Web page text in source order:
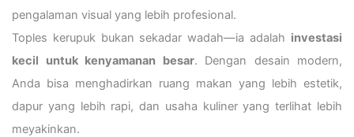
pengalaman visual yang lebih profesional.
Toples kerupuk bukan sekadar wadah—ia adalah investasi
kecil untuk kenyamanan besar. Dengan desain modern,
Anda bisa menghadirkan ruang makan yang lebih estetik,
dapur yang lebih rapi, dan usaha kuliner yang terlihat lebih
meyakinkan.